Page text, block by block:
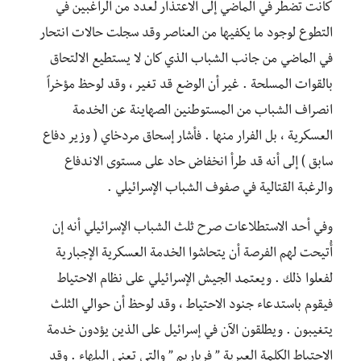
كانت تضطر في الماضي إلى الاعتذار لعدد من الراغبين في
التطوع لوجود ما يكفيها من العناصر وقد سجلت حالات انتحار
في الماضي من جانب الشباب الذي كان لا يستطيع الالتحاق
بالقوات المسلحة . غير أن الوضع قد تغير ، وقد لوحظ مؤخراً
انصراف الشباب من المستوطنين الصهاينة عن الخدمة
العسكرية ، بل الفرار منها . فأشار إسحاق مردخاي ( وزير دفاع
سابق ) إلى أنه قد طرأ انخفاض حاد على مستوى الاندفاع
والرغبة القتالية في صفوف الشباب الإسرائيلي .
وفي أحد الاستطلاعات صرح ثلث الشباب الإسرائيلي أنه إن
أُتيحت لهم الفرصة أن يتحاشوا الخدمة العسكرية الإجبارية
لفعلوا ذلك . ويعتمد الجيش الإسرائيلي على نظام الاحتياط
فيقوم باستدعاء جنود الاحتياط ، وقد لوحظ أن حوالي الثلث
يتغيبون . ويطلقون الآن في إسرائيل على الذين يؤدون خدمة